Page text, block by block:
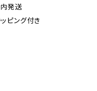
発送
ピング付き